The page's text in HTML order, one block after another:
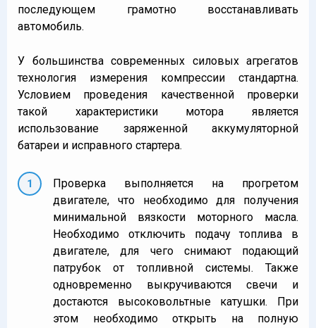
последующем грамотно восстанавливать
автомобиль.
У большинства современных силовых агрегатов
технология измерения компрессии стандартна.
Условием проведения качественной проверки
такой характеристики мотора является
использование заряженной аккумуляторной
батареи и исправного стартера.
Проверка выполняется на прогретом
двигателе, что необходимо для получения
минимальной вязкости моторного масла.
Необходимо отключить подачу топлива в
двигателе, для чего снимают подающий
патрубок от топливной системы. Также
одновременно выкручиваются свечи и
достаются высоковольтные катушки. При
этом необходимо открыть на полную